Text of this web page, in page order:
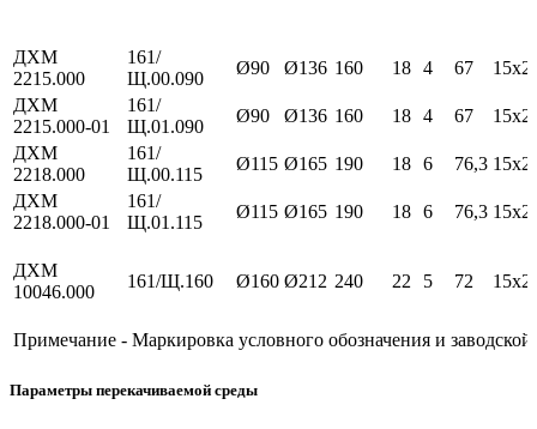
ДХМ
2215.000
161/
Щ.00.090
Ø90 Ø136 160 18 4 67
ДХМ
2215.000-01
161/
Щ.01.090
Ø90 Ø136 160 18 4 67
ДХМ
2218.000
161/
Щ.00.115
Ø115 Ø165 190 18 6 76,3
ДХМ
2218.000-01
161/
Щ.01.115
Ø115 Ø165 190 18 6 76,3
ДХМ
10046.000
161/Щ.160 Ø160 Ø212 240 22 5 72
Примечание - Маркировка условного обозначения и
Параметры перекачиваемой среды